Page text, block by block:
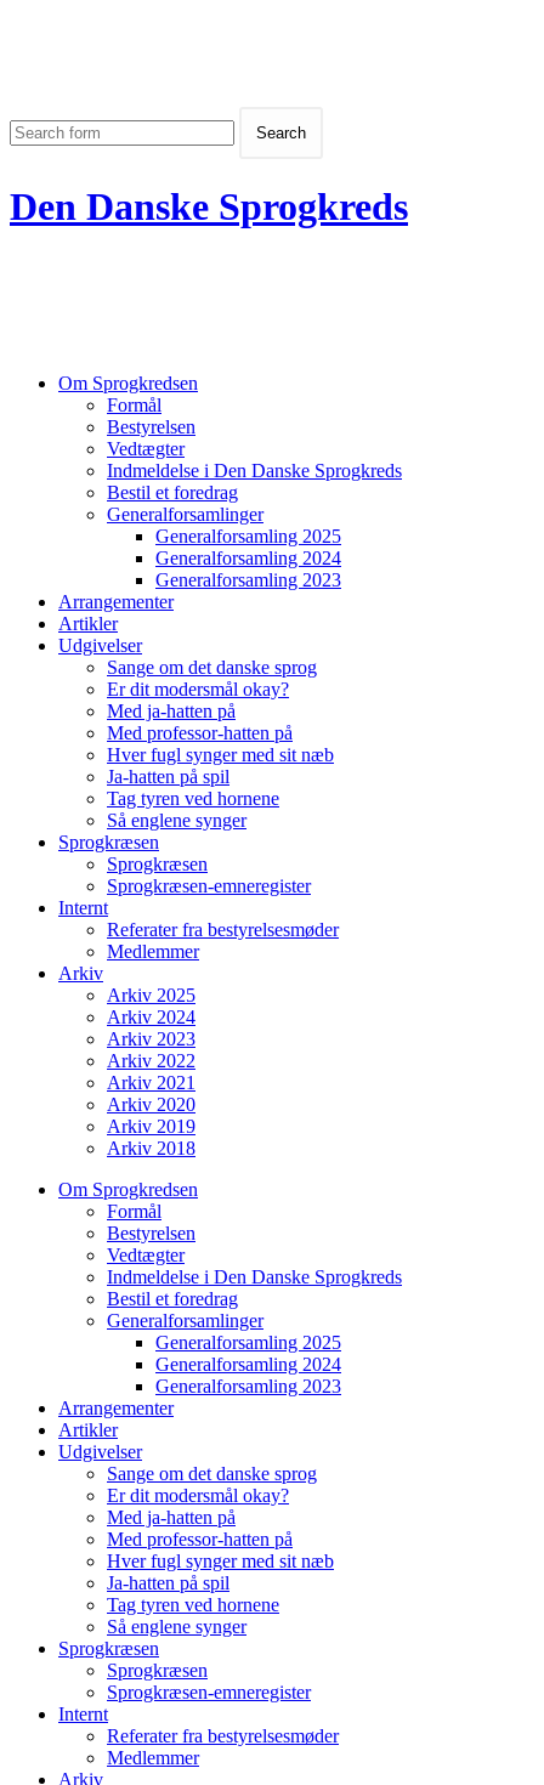
Den Danske Sprogkreds
Om Sprogkredsen
Formål
Bestyrelsen
Vedtægter
Indmeldelse i Den Danske Sprogkreds
Bestil et foredrag
Generalforsamlinger
Generalforsamling 2025
Generalforsamling 2024
Generalforsamling 2023
Arrangementer
Artikler
Udgivelser
Sange om det danske sprog
Er dit modersmål okay?
Med ja-hatten på
Med professor-hatten på
Hver fugl synger med sit næb
Ja-hatten på spil
Tag tyren ved hornene
Så englene synger
Sprogkræsen
Sprogkræsen
Sprogkræsen-emneregister
Internt
Referater fra bestyrelsesmøder
Medlemmer
Arkiv
Arkiv 2025
Arkiv 2024
Arkiv 2023
Arkiv 2022
Arkiv 2021
Arkiv 2020
Arkiv 2019
Arkiv 2018
Om Sprogkredsen
Formål
Bestyrelsen
Vedtægter
Indmeldelse i Den Danske Sprogkreds
Bestil et foredrag
Generalforsamlinger
Generalforsamling 2025
Generalforsamling 2024
Generalforsamling 2023
Arrangementer
Artikler
Udgivelser
Sange om det danske sprog
Er dit modersmål okay?
Med ja-hatten på
Med professor-hatten på
Hver fugl synger med sit næb
Ja-hatten på spil
Tag tyren ved hornene
Så englene synger
Sprogkræsen
Sprogkræsen
Sprogkræsen-emneregister
Internt
Referater fra bestyrelsesmøder
Medlemmer
Arkiv